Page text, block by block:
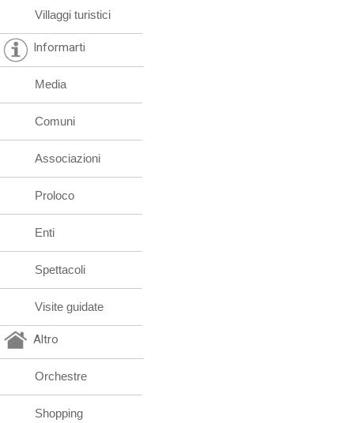
Villaggi turistici
Informarti
Media
Comuni
Associazioni
Proloco
Enti
Spettacoli
Visite guidate
Altro
Orchestre
Shopping